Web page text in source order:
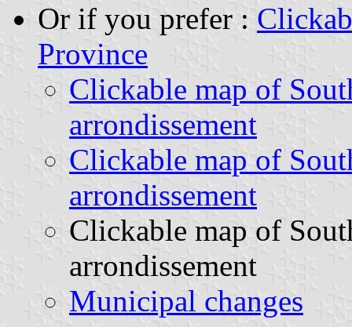
Or if you prefer :
Province
Clickable map of
arrondissement
Clickable map of
arrondissement
Clickable map of
arrondissement
Municipal changes